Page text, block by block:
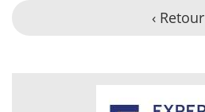
‹ Retour